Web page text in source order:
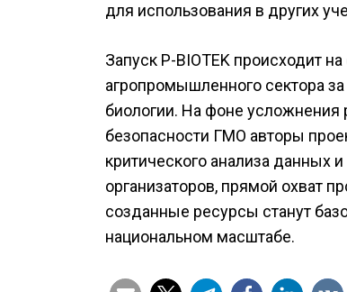
для использования в других
Запуск P-BIOTEK происходит
агропромышленного сектора за
биологии. На фоне
безопасности ГМО авторы
критического анализа данных
организаторов, прямой охват
созданные ресурсы станут
национальном масштабе.